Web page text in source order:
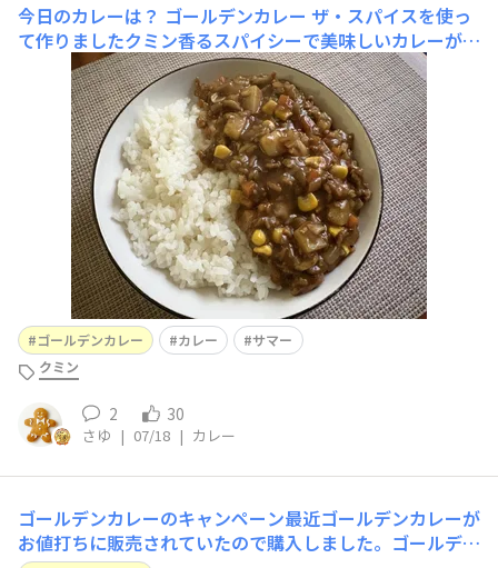
今日のカレーは？ ゴールデンカレー ザ・スパイスを使っ
て作りましたクミン香るスパイシーで美味しいカレーがで
きました隠し味は、ハチミツ具材は、豚ひき肉と、玉ね
ぎ、にんじん、じゃがいも、生姜、にんにく、まいたけを
細かく切ったもの。そして、仕上げにコーンを入れました
汗だくになって作りました夏でもカレーはやめられません
ゴールデンカレー カレー
サマー
クミン
2 30
さゆ | 07/18 | カレー
ゴールデンカレーのキャンペーン最近ゴールデンカレーが
お値打ちに販売されていたので購入しました。ゴールデン